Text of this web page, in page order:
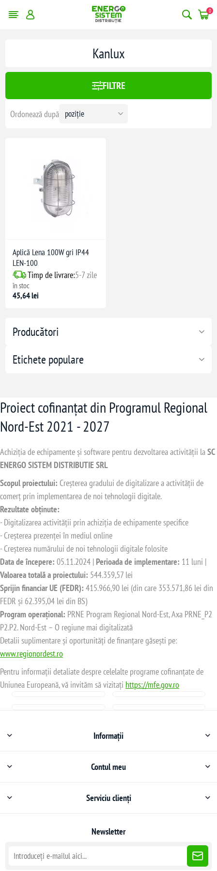
0
Producători
Etichete populare
Kanlux
FILTRE
Ordonează după
Aplică Lena 100W gri IP44
LEN-100
Timp de livrare:5-7 zile
în stoc
45,64 lei
Proiect cofinanțat din Programul Regional
Nord-Est 2021 - 2027
Achiziția de echipamente și software pentru dezvoltarea activității laSC
ENERGO SISTEM DISTRIBUTIE SRL
Scopul proiectului: Creșterea gradului de digitalizare a activității de
comerț prin implementarea de noi tehnologii digitale.
Rezultate obținute:
- Digitalizarea activității prin achiziția de echipamente specifice
- Creșterea prezenței în mediul online
- Creșterea numărului de noi tehnologii digitale folosite
Data de începere: 05.11.2024 | Perioada de implementare: 11 luni |
Valoarea totală a proiectului: 544.359,57 lei
Sprijin financiar UE (FEDR): 415.966,90 lei (din care 353.571,86 lei din
FEDR și 62.395,04 lei din BS)
Program operațional: PRNE Program Regional Nord-Est, Axa PRNE_P2
P2.P2. Nord-Est – O regiune mai digitalizată
Detalii suplimentare și oportunități de finanțare găsești pe:
www.regionordest.ro
Pentru informații detaliate despre celelalte programe cofinanțate de
Uniunea Europeană, vă invităm să vizitați https://mfe.gov.ro
Informații
Contul meu
Serviciu clienți
Newsletter